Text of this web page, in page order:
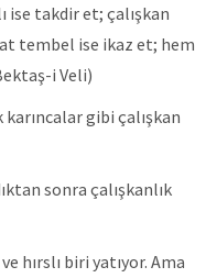
ise takdir et; çalışkan
tembel ise ikaz et; hem
i Veli)
gibi çalışkan
sonra çalışkanlık
hırslı biri yatıyor. Ama